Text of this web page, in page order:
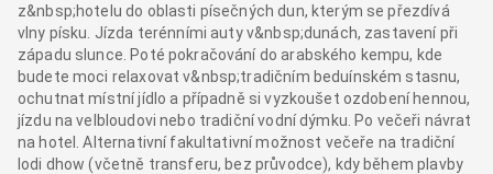
z&nbsp;hotelu do oblasti písečných dun, kterým se přezdívá
vlny písku. Jízda terénními auty v&nbsp;dunách, zastavení při
západu slunce. Poté pokračování do arabského kempu, kde
budete moci relaxovat v&nbsp;tradičním beduínském stasnu,
ochutnat místní jídlo a případně si vyzkoušet ozdobení hennou,
jízdu na velbloudovi nebo tradiční vodní dýmku. Po večeři návrat
na hotel. Alternativní fakultativní možnost večeře na tradiční
lodi dhow (včetně transferu, bez průvodce), kdy během plavby